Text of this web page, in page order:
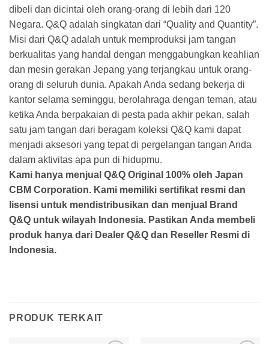
dibeli dan dicintai oleh orang-orang di lebih dari 120
Negara. Q&Q adalah singkatan dari “Quality and Quantity”.
Misi dari Q&Q adalah untuk memproduksi jam tangan
berkualitas yang handal dengan menggabungkan keahlian
dan mesin gerakan Jepang yang terjangkau untuk orang-
orang di seluruh dunia. Apakah Anda sedang bekerja di
kantor selama seminggu, berolahraga dengan teman, atau
ketika Anda berpakaian di pesta pada akhir pekan, salah
satu jam tangan dari beragam koleksi Q&Q kami dapat
menjadi aksesori yang tepat di pergelangan tangan Anda
dalam aktivitas apa pun di hidupmu.
Kami hanya menjual Q&Q Original 100% oleh Japan
CBM Corporation. Kami memiliki sertifikat resmi dan
lisensi untuk mendistribusikan dan menjual Brand
Q&Q untuk wilayah Indonesia. Pastikan Anda membeli
produk hanya dari Dealer Q&Q dan Reseller Resmi di
Indonesia.
PRODUK TERKAIT